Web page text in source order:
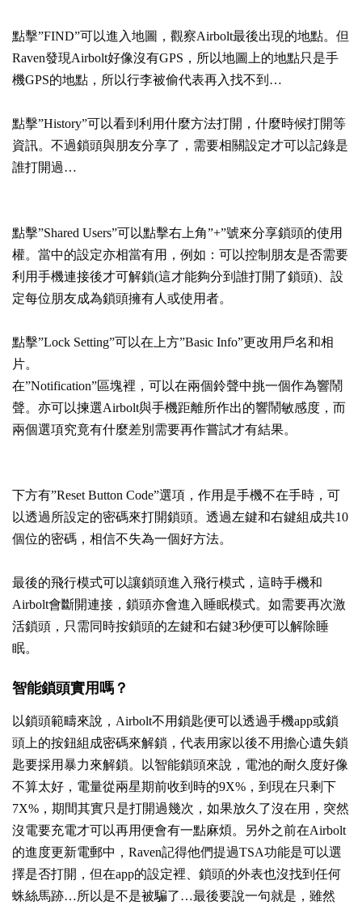
點擊”FIND”可以進入地圖，觀察Airbolt最後出現的地點。但
Raven發現Airbolt好像沒有GPS，所以地圖上的地點只是手
機GPS的地點，所以行李被偷代表再入找不到…
點擊”History”可以看到利用什麼方法打開，什麼時候打開等
資訊。不過鎖頭與朋友分享了，需要相關設定才可以記錄是
誰打開過…
點擊”Shared Users”可以點擊右上角”+”號來分享鎖頭的使用
權。當中的設定亦相當有用，例如：可以控制朋友是否需要
利用手機連接後才可解鎖(這才能夠分到誰打開了鎖頭)、設
定每位朋友成為鎖頭擁有人或使用者。
點擊”Lock Setting”可以在上方”Basic Info”更改用戶名和相
片。
在”Notification”區塊裡，可以在兩個鈴聲中挑一個作為響鬧
聲。亦可以揀選Airbolt與手機距離所作出的響鬧敏感度，而
兩個選項究竟有什麼差別需要再作嘗試才有結果。
下方有”Reset Button Code”選項，作用是手機不在手時，可
以透過所設定的密碼來打開鎖頭。透過左鍵和右鍵組成共10
個位的密碼，相信不失為一個好方法。
最後的飛行模式可以讓鎖頭進入飛行模式，這時手機和
Airbolt會斷開連接，鎖頭亦會進入睡眠模式。如需要再次激
活鎖頭，只需同時按鎖頭的左鍵和右鍵3秒便可以解除睡
眠。
智能鎖頭實用嗎？
以鎖頭範疇來說，Airbolt不用鎖匙便可以透過手機app或鎖
頭上的按鈕組成密碼來解鎖，代表用家以後不用擔心遺失鎖
匙要採用暴力來解鎖。以智能鎖頭來說，電池的耐久度好像
不算太好，電量從兩星期前收到時的9X%，到現在只剩下
7X%，期間其實只是打開過幾次，如果放久了沒在用，突然
沒電要充電才可以再用便會有一點麻煩。另外之前在Airbolt
的進度更新電郵中，Raven記得他們提過TSA功能是可以選
擇是否打開，但在app的設定裡、鎖頭的外表也沒找到任何
蛛絲馬跡…所以是不是被騙了…最後要說一句就是，雖然